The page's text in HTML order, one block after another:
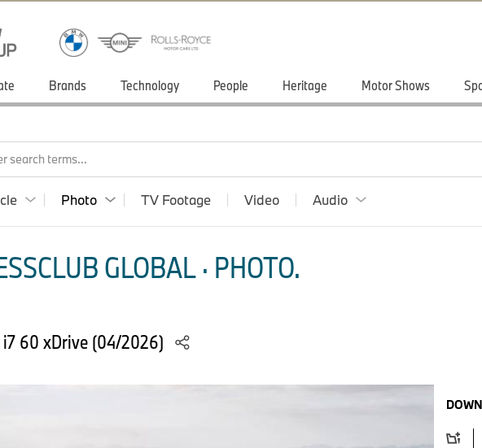
Brands Technology People Heritage Motor Shows
search terms...
Photo TV Footage Video Audio
GLOBAL · PHOTO.
i7 60 xDrive (04/2026)